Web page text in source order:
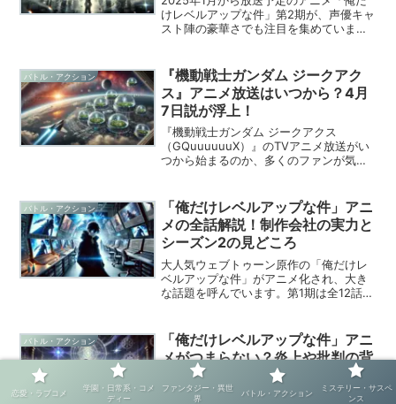
けレベルアップな件」第2期が、声優キャ
スト陣の豪華さでも注目を集めていま
物語をさらに魅力的に彩ります。本記事
では、主要キャストの...
バトル・アクション
『機動戦士ガンダム ジークアク
ス』アニメ放送はいつから？4月
7日説が浮上！
『機動戦士ガンダム ジークアクス
（GQuuuuuuX）』のTVアニメ放送がい
つから始まるのか、多くのファンが気に
月17日より公開されましたが、TVシリー
ズ...
バトル・アクション
「俺だけレベルアップな件」アニ
メの全話解説！制作会社の実力と
シーズン2の見どころ
大人気ウェブトゥーン原作の「俺だけレ
ベルアップな件」がアニメ化され、大き
な話題を呼んでいます。第1期は全12話で
するA-1 Picturesの実力も注目されてい
ます。...
バトル・アクション
「俺だけレベルアップな件」アニ
メがつまらない？炎上や批判の背
景を徹底解説
アニメ「俺だけレベルアップな件」は、
恋愛・ラブコメ
学園・日常系・コメ
ディー
ファンタジー・異世
界
バトル・アクション
ミステリー・サスペ
ンス